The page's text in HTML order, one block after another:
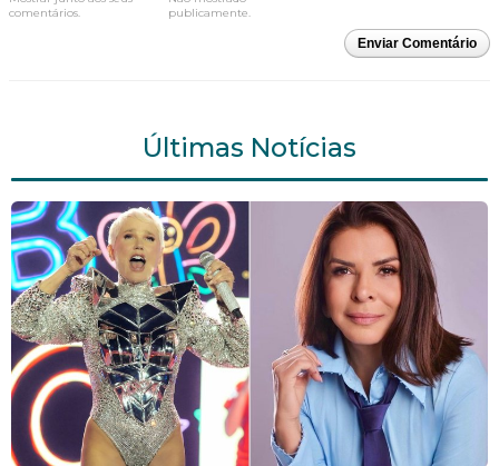
comentários.
publicamente.
Enviar Comentário
Últimas Notícias